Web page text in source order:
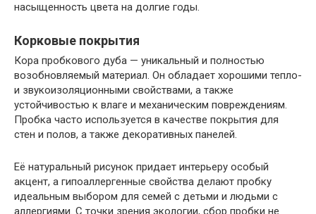
насыщенность цвета на долгие годы.
Корковые покрытия
Кора пробкового дуба — уникальный и полностью
возобновляемый материал. Он обладает хорошими тепло-
и звукоизоляционными свойствами, а также
устойчивостью к влаге и механическим повреждениям.
Пробка часто используется в качестве покрытия для
стен и полов, а также декоративных панелей.
Её натуральный рисунок придает интерьеру особый
акцент, а гипоаллергенные свойства делают пробку
идеальным выбором для семей с детьми и людьми с
аллергиями. С точки зрения экологии, сбор пробки не